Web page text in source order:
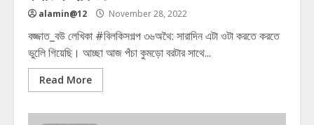
alamin@12 November 28, 2022
বজ্জাত_বউ লেখিকা #বিলকিসগল্প ৩৬অথৈ: সারাদিন এটা ওটা করতে করতে
ভুলেি গিয়েছি। আচ্ছা আজ পঁচা কুমড়ো বরটার সাথে...
Read More